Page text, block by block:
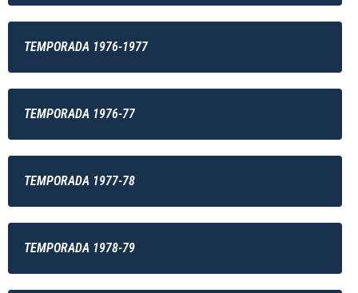
TEMPORADA 1976-1977
TEMPORADA 1976-77
TEMPORADA 1977-78
TEMPORADA 1978-79